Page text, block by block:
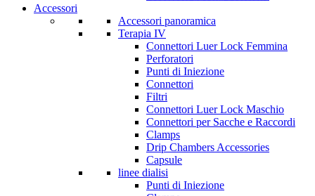
Accessori
Accessori panoramica
Terapia IV
Connettori Luer Lock Femmina
Perforatori
Punti di Iniezione
Connettori
Filtri
Connettori Luer Lock Maschio
Connettori per Sacche e Raccordi
Clamps
Drip Chambers Accessories
Capsule
linee dialisi
Punti di Iniezione